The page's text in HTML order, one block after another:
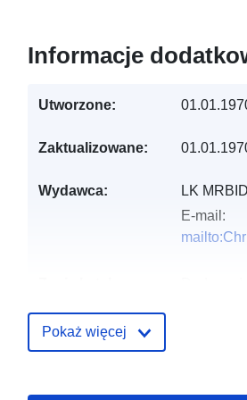
Informacje
Utworzone:
Zaktualizowane:
Wydawca:
LK MRBID
E-mail:
Pokaż więcej